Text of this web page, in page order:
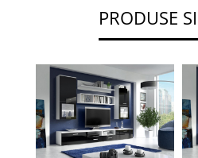
PRODUSE